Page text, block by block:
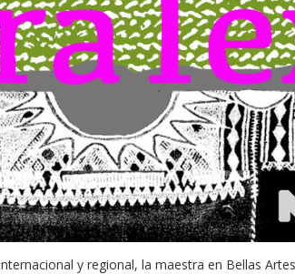
y regional, la maestra en Bellas